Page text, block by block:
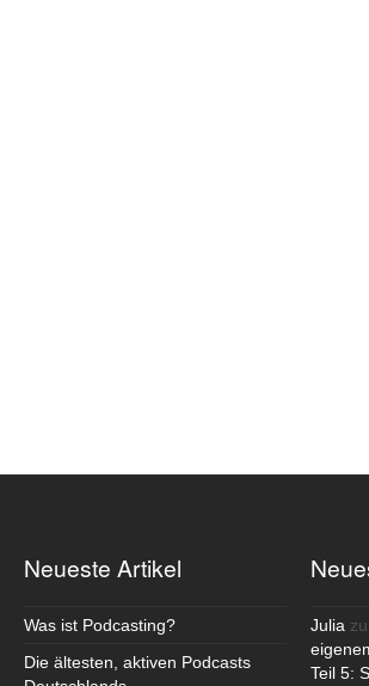
Neueste Artikel
Was ist Podcasting?
Die ältesten, aktiven Podcasts
Julia zu
Teil 5: